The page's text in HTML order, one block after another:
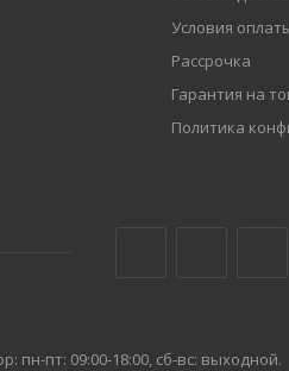
Условия
Рассрочка
Гарантия на
Политика
пн-пт: 09:00-18:00, сб-вс: выходной.